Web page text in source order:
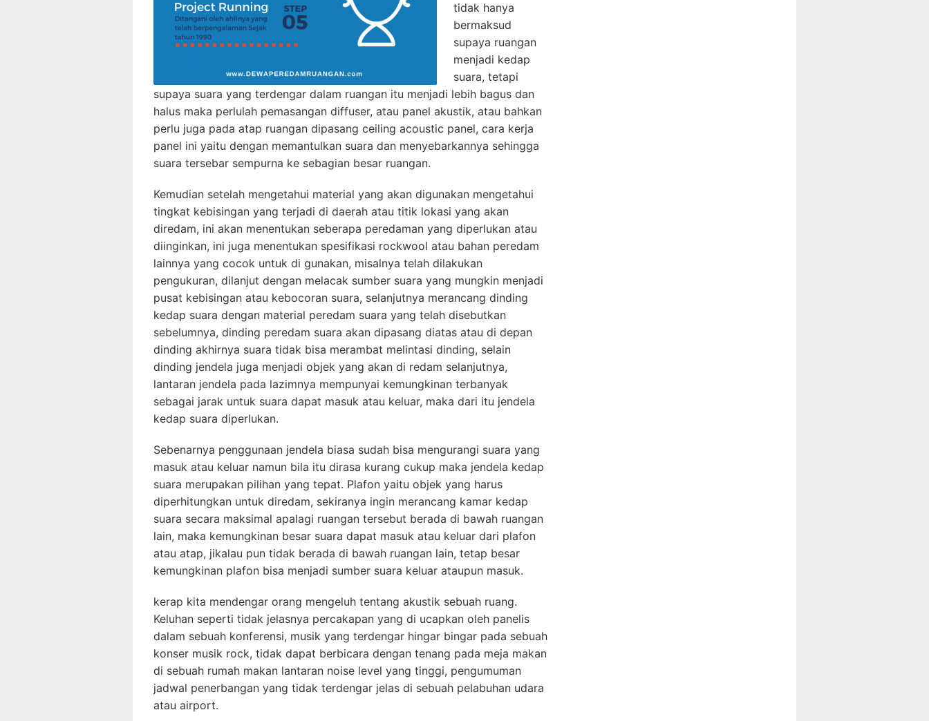
tidak hanya
bermaksud
supaya ruangan
menjadi kedap
suara, tetapi
supaya suara yang terdengar dalam ruangan itu menjadi lebih bagus dan
halus maka perlulah pemasangan diffuser, atau panel akustik, atau bahkan
perlu juga pada atap ruangan dipasang ceiling acoustic panel, cara kerja
panel ini yaitu dengan memantulkan suara dan menyebarkannya sehingga
suara tersebar sempurna ke sebagian besar ruangan.
Kemudian setelah mengetahui material yang akan digunakan mengetahui
tingkat kebisingan yang terjadi di daerah atau titik lokasi yang akan
diredam, ini akan menentukan seberapa peredaman yang diperlukan atau
diinginkan, ini juga menentukan spesifikasi rockwool atau bahan peredam
lainnya yang cocok untuk di gunakan, misalnya telah dilakukan
pengukuran, dilanjut dengan melacak sumber suara yang mungkin menjadi
pusat kebisingan atau kebocoran suara, selanjutnya merancang dinding
kedap suara dengan material peredam suara yang telah disebutkan
sebelumnya, dinding peredam suara akan dipasang diatas atau di depan
dinding akhirnya suara tidak bisa merambat melintasi dinding, selain
dinding jendela juga menjadi objek yang akan di redam selanjutnya,
lantaran jendela pada lazimnya mempunyai kemungkinan terbanyak
sebagai jarak untuk suara dapat masuk atau keluar, maka dari itu jendela
kedap suara diperlukan.
Sebenarnya penggunaan jendela biasa sudah bisa mengurangi suara yang
masuk atau keluar namun bila itu dirasa kurang cukup maka jendela kedap
suara merupakan pilihan yang tepat. Plafon yaitu objek yang harus
diperhitungkan untuk diredam, sekiranya ingin merancang kamar kedap
suara secara maksimal apalagi ruangan tersebut berada di bawah ruangan
lain, maka kemungkinan besar suara dapat masuk atau keluar dari plafon
atau atap, jikalau pun tidak berada di bawah ruangan lain, tetap besar
kemungkinan plafon bisa menjadi sumber suara keluar ataupun masuk.
kerap kita mendengar orang mengeluh tentang akustik sebuah ruang.
Keluhan seperti tidak jelasnya percakapan yang di ucapkan oleh panelis
dalam sebuah konferensi, musik yang terdengar hingar bingar pada sebuah
konser musik rock, tidak dapat berbicara dengan tenang pada meja makan
di sebuah rumah makan lantaran noise level yang tinggi, pengumuman
jadwal penerbangan yang tidak terdengar jelas di sebuah pelabuhan udara
atau airport.